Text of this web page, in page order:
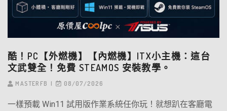
酷！PC【外燃機】【內燃機】ITX小主機：這台
文武雙全！免費 STEAMOS 安裝教學。
MASTERFB 08/07/2026
一樣預載 Win11 試用版作業系統任你玩！就想趴在客廳電